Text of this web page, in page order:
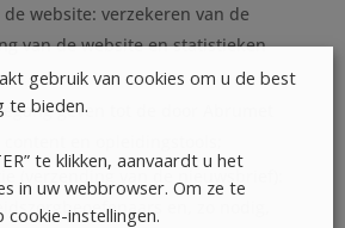
website: verzekeren van de
van de website en statistieken
geven tot de door Abrumet
(verzending van de nieuwsbrief):
en, zo nodig,
gebruik van cookies om u de best
te bieden.
te klikken, aanvaardt u het
in uw webbrowser. Om ze te
cookie-instellingen.